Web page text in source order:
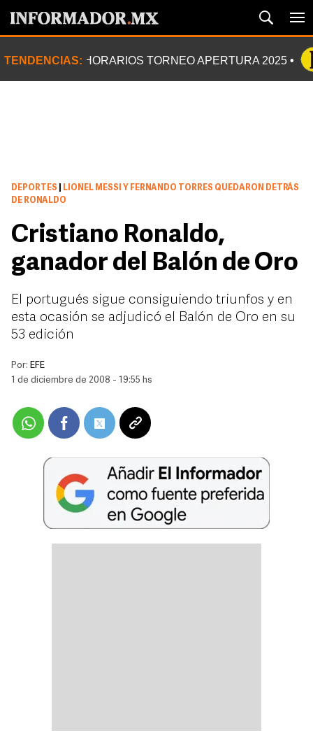
TENDENCIAS: HORARIOS TORNEO APERTURA 2025
DEPORTES
LIONEL MESSI Y FERNANDO TORRES QUEDARON DETRÁS
DE RONALDO
Cristiano Ronaldo,
ganador del Balón de Oro
El portugués sigue consiguiendo triunfos y en
esta ocasión se adjudicó el Balón de Oro en su
53 edición
Por: EFE
1 de diciembre de 2008 - 19:55 hs